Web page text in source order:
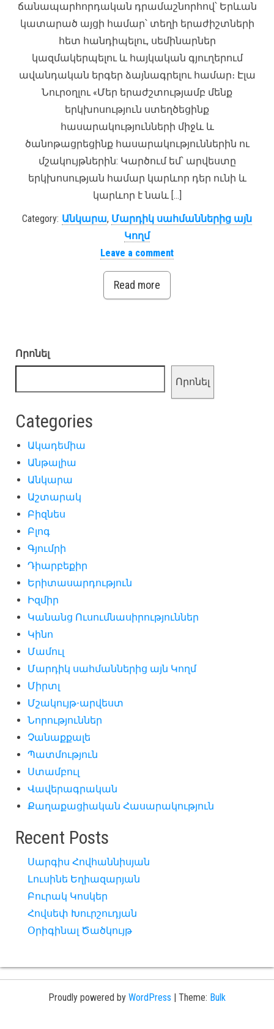
ճանապարհորդական դրամաշնորհով՝ Երևան
կատարած այցի համար՝ տեղի երաժիշտների
հետ հանդիպելու, սեմինարներ
կազմակերպելու և հայկական գյուղերում
ավանդական երգեր ձայնագրելու համար։ Էլա
Նուրօղլու «Մեր երաժշտությամբ մենք
երկխոսություն ստեղծեցինք
հասարակությունների միջև և
ծանոթացրեցինք հասարակություններին ու
մշակույթներին: Կարծում եմ՝ արվեստը
երկխոսության համար կարևոր դեր ունի և
կարևոր է նաև […]
Category: Անկարա, Մարդիկ սահմաններից այն
Կողմ
Leave a comment
Read more
Որոնել
Որոնել
Categories
Ակադեմիա
Անթալիա
Անկարա
Աշտարակ
Բիզնես
Բլոգ
Գյումրի
Դիարբեքիր
Երիտասարդություն
Իզմիր
Կանանց Ուսումնասիրություններ
Կինո
Մամուլ
Մարդիկ սահմաններից այն Կողմ
Միրտլ
Մշակույթ-արվեստ
Նորություններ
Չանաքքալե
Պատմություն
Ստամբուլ
Վավերագրական
Քաղաքացիական Հասարակություն
Recent Posts
Սարգիս Հովհաննիսյան
Լուսինե Եղիազարյան
Բուրակ Կոսկեր
Հովսեփ Խուրշուդյան
Օրիգինալ Ծածկույթ
Proudly powered by WordPress | Theme: Bulk